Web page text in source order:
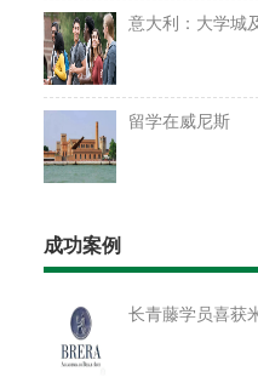
意大利：大学城
留学在威尼斯
成功案例
长青藤学员喜获